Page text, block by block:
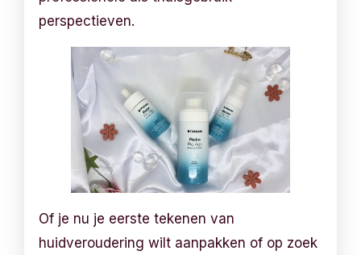
perspectieven.
Of je nu je eerste tekenen van
huidveroudering wilt aanpakken of op zoek